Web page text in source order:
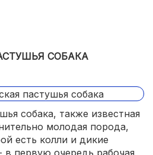
СОБАКА
собака, также известная
молодая порода,
есть колли и дикие